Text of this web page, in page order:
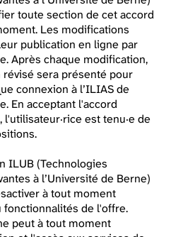
toute section de cet accord
Les modifications
publication en ligne par
Après chaque modification,
sera présenté pour
connexion à l’ILIAS de
En acceptant l'accord
est tenu·e de
ILUB (Technologies
à l’Université de Berne)
à tout moment
de l'offre.
peut à tout moment